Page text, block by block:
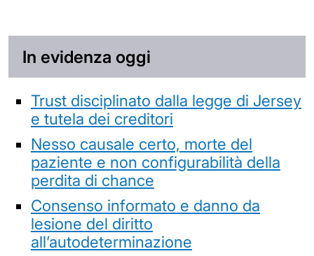
In evidenza oggi
Trust disciplinato dalla legge di Jersey
e tutela dei creditori
Nesso causale certo, morte del
paziente e non configurabilità della
perdita di chance
Consenso informato e danno da
lesione del diritto
all’autodeterminazione